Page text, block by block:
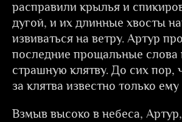
расправили крылья и
дугой, и их длинные хвосты
извиваться на ветру. Артур
последние прощальные слова
страшную клятву. До сих пор,
за клятва известно только
Взмыв высоко в небеса,